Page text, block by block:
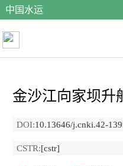
中国水运
金沙江向家坝升
DOI:10.13646/j.cnki.42-
CSTR:[cstr]